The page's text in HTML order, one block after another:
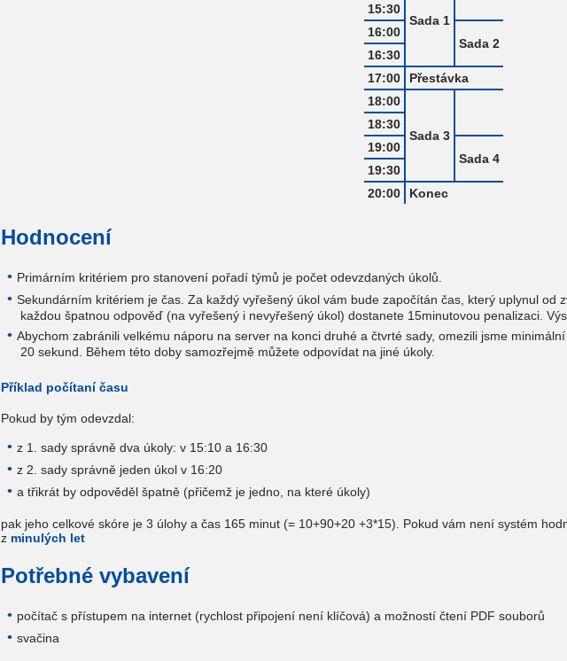
Sada 1
15:30
16:00
Sada 2
16:30
17:00
Přestávka
18:00
Sada 3
18:30
19:00
Sada 4
19:30
20:00
Konec
Hodnocení
Primárním kritériem pro stanovení pořadí týmů je počet odevzdaných úkolů.
Sekundárním kritériem je čas. Za každý vyřešený úkol vám bude započítán čas, který uplynul od
každou špatnou odpověď (na vyřešený i nevyřešený úkol) dostanete 15minutovou penalizaci.
Abychom zabránili velkému náporu na server na konci druhé a čtvrté sady, omezili jsme
20 sekund. Během této doby samozřejmě můžete odpovídat na jiné úkoly.
Příklad počítaní času
Pokud by tým odevzdal:
z 1. sady správně dva úkoly: v 15:10 a 16:30
z 2. sady správně jeden úkol v 16:20
a třikrát by odpověděl špatně (přičemž je jedno, na které úkoly)
pak jeho celkové skóre je 3 úlohy a čas 165 minut (= 10+90+20 +3*15). Pokud vám není systém
z minulých let
Potřebné vybavení
počítač s přístupem na internet (rychlost připojení není klíčová) a možností čtení PDF souborů
svačina